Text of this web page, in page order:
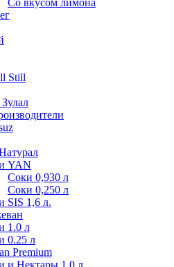
Со вкусом лимона
Still
YAN
Соки 0,930 л
Соки 0,250 л
SIS 1,6 л.
1.0 л
0.25 л
Premium
и Нектары 1,0 л